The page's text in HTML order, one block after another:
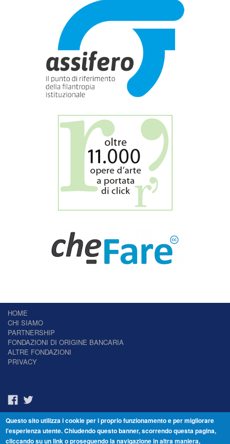
HOME
CHI SIAMO
PARTNERSHIP
FONDAZIONI DI ORIGINE BANCARIA
ALTRE FONDAZIONI
PRIVACY
Il Giornale delle Fondazioni - Periodico telematico
Reg. Tribunale n.7 del 22/07/2014 – ISSN 2421-2466
Questo sito utilizza i cookie per i proprio funzionamento e per migliorare
l'esperienza utente. Chiudendo questo banner, scorrendo questa pagina,
cliccando su un link o proseguendo la navigazione in altra maniera,